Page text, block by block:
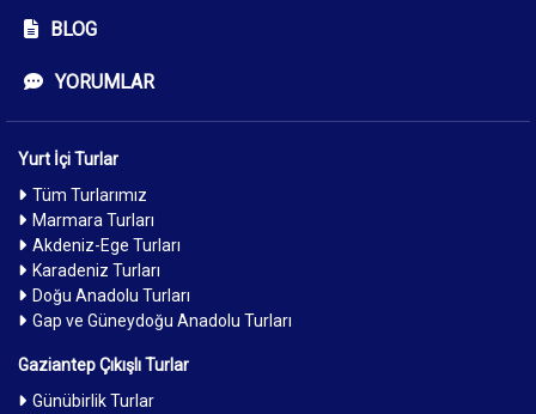
BLOG
YORUMLAR
Yurt İçi Turlar
Tüm Turlarımız
Marmara Turları
Akdeniz-Ege Turları
Karadeniz Turları
Doğu Anadolu Turları
Gap ve Güneydoğu Anadolu Turları
Gaziantep Çıkışlı Turlar
Günübirlik Turlar